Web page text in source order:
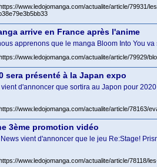
www.ledojomanga.com/actualite/article/79931/
arrive en France après l'anime
apprenons que le manga Bloom Into You
www.ledojomanga.com/actualite/article/79929/
sera présenté à la Japan expo
d'annoncer que sortira au Japon pour
www.ledojomanga.com/actualite/article/78163/
3ème promotion vidéo
vient d'annoncer que le jeu Re:Stage!
www.ledojomanga.com/actualite/article/78118/